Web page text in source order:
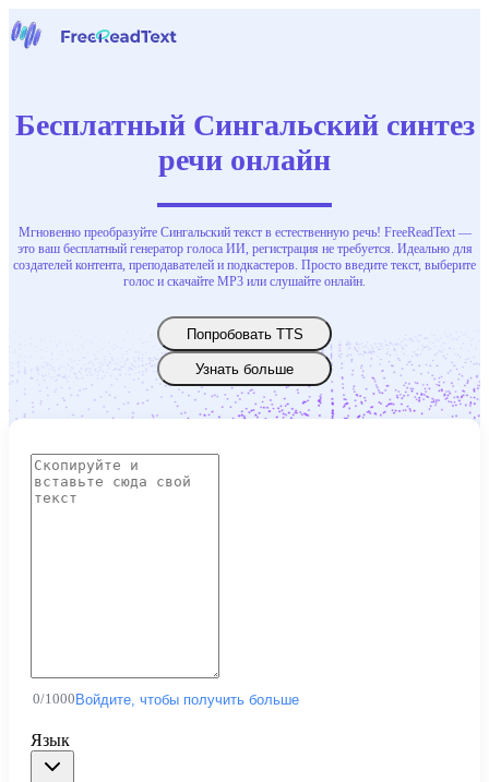
Инструменты
Русский
Бесплатный Сингальский синтез
речи онлайн
Мгновенно преобразуйте Сингальский текст в естественную речь! FreeReadText —
это ваш бесплатный генератор голоса ИИ, регистрация не требуется. Идеально для
создателей контента, преподавателей и подкастеров. Просто введите текст, выберите
голос и скачайте MP3 или слушайте онлайн.
Попробовать TTS
Узнать больше
0/1000 Войдите, чтобы получить больше
Язык